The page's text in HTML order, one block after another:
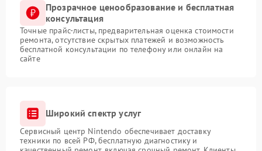
Прозрачное ценообразование и бесплатная
консультация
Точные прайс-листы, предварительная оценка стоимости
ремонта, отсутствие скрытых платежей и возможность
бесплатной консультации по телефону или онлайн на
сайте
Широкий спектр услуг
Сервисный центр Nintendo обеспечивает доставку
техники по всей РФ, бесплатную диагностику и